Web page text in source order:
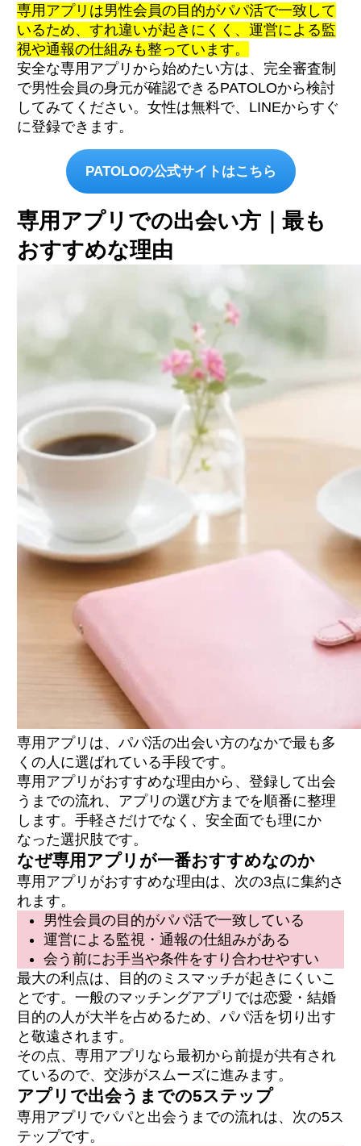
専用アプリは男性会員の目的がパパ活で一致して
いるため、すれ違いが起きにくく、運営による監
視や通報の仕組みも整っています。
安全な専用アプリから始めたい方は、完全審査制
で男性会員の身元が確認できるPATOLOから検討
してみてください。女性は無料で、LINEからすぐ
に登録できます。
PATOLOの公式サイトはこちら
専用アプリでの出会い方｜最も
おすすめな理由
専用アプリは、パパ活の出会い方のなかで最も多
くの人に選ばれている手段です。
専用アプリがおすすめな理由から、登録して出会
うまでの流れ、アプリの選び方までを順番に整理
します。手軽さだけでなく、安全面でも理にか
なった選択肢です。
なぜ専用アプリが一番おすすめなのか
専用アプリがおすすめな理由は、次の3点に集約さ
れます。
男性会員の目的がパパ活で一致している
運営による監視・通報の仕組みがある
会う前にお手当や条件をすり合わせやすい
最大の利点は、目的のミスマッチが起きにくいこ
とです。一般のマッチングアプリでは恋愛・結婚
目的の人が大半を占めるため、パパ活を切り出す
と敬遠されます。
その点、専用アプリなら最初から前提が共有され
ているので、交渉がスムーズに進みます。
アプリで出会うまでの5ステップ
専用アプリでパパと出会うまでの流れは、次の5ス
テップです。